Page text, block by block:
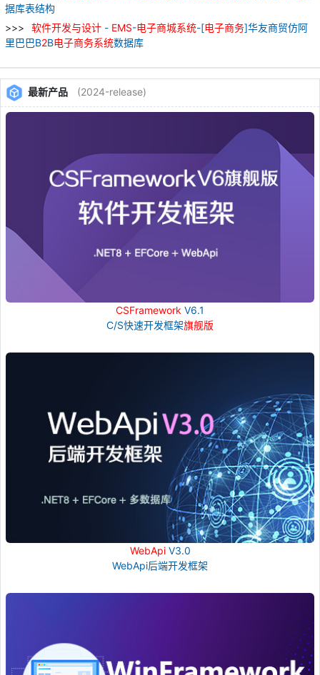
据库表结构
软件开发与设计 - EMS-电子商城系统-[电子商务]华友商贸仿阿
里巴巴B2B电子商务系统数据库
最新产品 (2024-release)
CSFramework V6.1
C/S快速开发框架旗舰版
WebApiV3.0
WebApi后端开发框架